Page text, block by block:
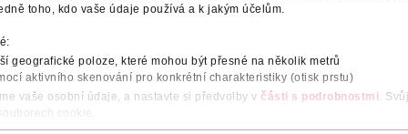
toho, kdo vaše údaje používá a k jakým účelům.
geografické poloze, které mohou být přesné na několik metrů
aktivního skenování pro konkrétní charakteristiky (otisk prstu)
vaše osobní údaje, a nastavte si předvolby v části s podrobnostmi .
cookie.
které se přidávají do bubnu pračky před praním a
svěžest. Hýčkejte smysly po dlouhé týdny osvěžující
a funkční oděvy.